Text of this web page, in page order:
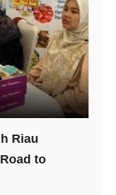
Riau
to